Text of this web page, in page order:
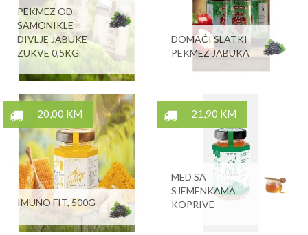
PEKMEZ OD
SAMONIKLE
DIVLJE JABUKE
ZUKVE 0,5KG
DOMAĆI SLATKI
PEKMEZ JABUKA
20,00 KM
IMUNO FIT, 500G
21,90 KM
MED SA
SJEMENKAMA
KOPRIVE